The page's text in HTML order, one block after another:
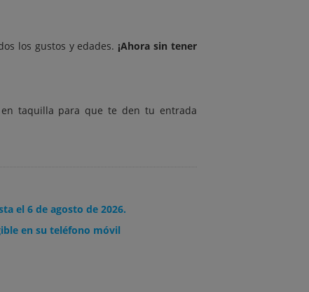
los gustos y edades. ¡Ahora sin tener
taquilla para que te den tu entrada
el 6 de agosto de 2026.
en su teléfono móvil